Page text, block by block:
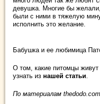
девушка. Многие бы
были с ними в тяжелую
исполнить это желание.
Бабушка и ее любимица
О том, какие питомцы
узнать из нашей статьи
По материалам thedodo.com